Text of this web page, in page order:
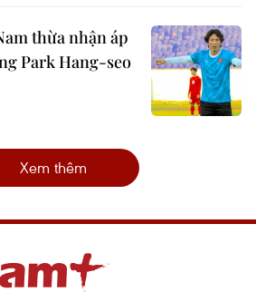
thừa nhận áp
Park Hang-seo
Xem thêm